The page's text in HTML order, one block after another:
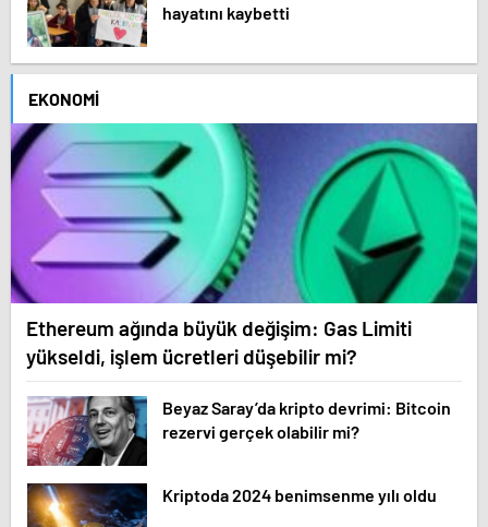
hayatını kaybetti
EKONOMI
Ethereum ağında büyük değişim: Gas Limiti
yükseldi, işlem ücretleri düşebilir mi?
Beyaz Saray’da kripto devrimi: Bitcoin
rezervi gerçek olabilir mi?
Kriptoda 2024 benimsenme yılı oldu